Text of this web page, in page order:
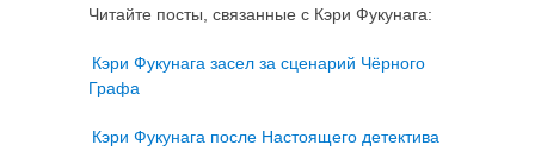
Читайте посты, связанные с Кэри Фукунага:
Кэри Фукунага засел за сценарий Чёрного
Графа
Кэри Фукунага после Настоящего детектива